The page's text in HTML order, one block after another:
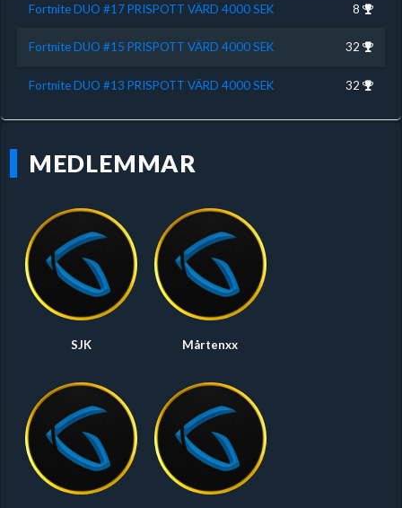
Fortnite DUO #17 PRISPOTT VÄRD 4000 SEK 8
Fortnite DUO #15 PRISPOTT VÄRD 4000 SEK 32
Fortnite DUO #13 PRISPOTT VÄRD 4000 SEK 32
MEDLEMMAR
SJK Mårtenxx